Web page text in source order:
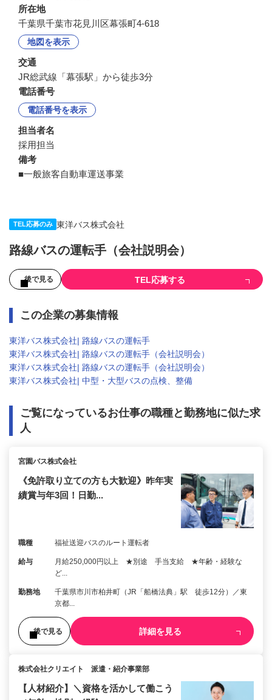
所在地
千葉県千葉市花見川区幕張町4-618
地図を表示
交通
JR総武線「幕張駅」から徒歩3分
電話番号
電話番号を表示
担当者名
採用担当
備考
■一般旅客自動車運送事業
TEL応募のみ 東洋バス株式会社
路線バスの運転手（会社説明会）
後で見る TEL応募する
この企業の募集情報
東洋バス株式会社| 路線バスの運転手
東洋バス株式会社| 路線バスの運転手（会社説明会）
東洋バス株式会社| 路線バスの運転手（会社説明会）
東洋バス株式会社| 中型・大型バスの点検、整備
ご覧になっているお仕事の職種と勤務地に似た求
人
宮園バス株式会社
《免許取り立ての方も大歓迎》昨年実
績賞与年3回！日勤...
職種 福祉送迎バスのルート運転者
給与
月給250,000円以上 ★別途 手当支給 ★年齢・経験な
ど...
勤務地
千葉県市川市柏井町（JR「船橋法典」駅 徒歩12分）／東
京都...
後で見る 詳細を見る
株式会社クリエイト 派遣・紹介事業部
【人材紹介】＼資格を活かして働こう